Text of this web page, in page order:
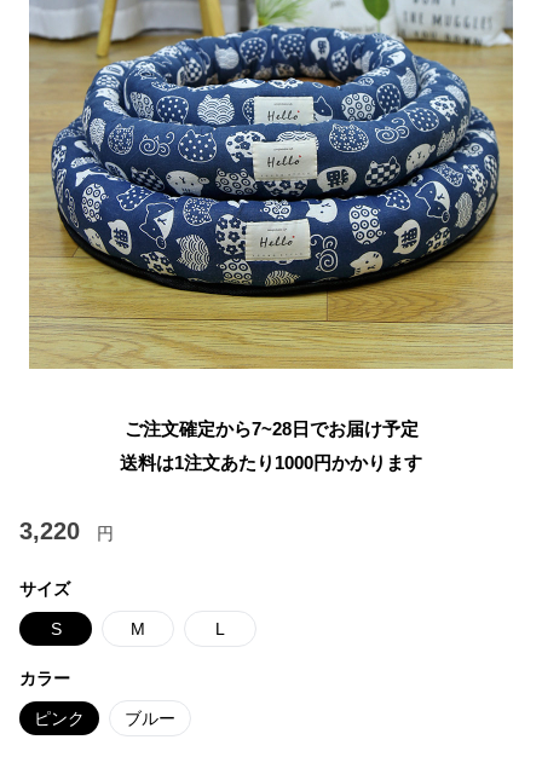
ご注文確定から7~28日でお届け予定
送料は1注文あたり 1000円かかります
3,220 円
サイズ
S M L
カラー
ピンク ブルー